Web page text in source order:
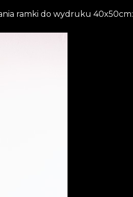
ramki do wydruku 40x50cm: